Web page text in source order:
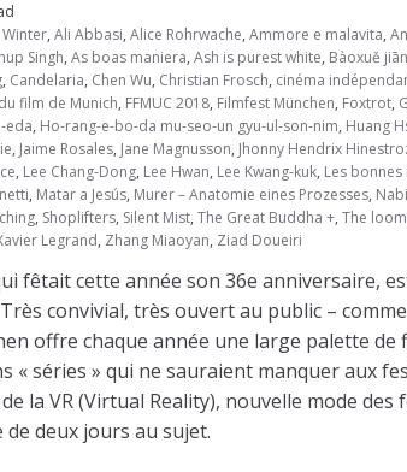
, Ali Abbasi, Alice Rohrwache, Ammore e malavita,
Singh, As boas maniera, Ash is purest white, Bàoxuě
, Candelaria, Chen Wu, Christian Frosch, cinéma
film de Munich, FFMUC 2018, Filmfest München, Foxtrot,
eda, Ho-rang-e-bo-da mu-seo-un gyu-ul-son-nim, Huang
, Jaime Rosales, Jane Magnusson, Jhonny Hendrix
, Lee Chang-Dong, Lee Hwan, Lee Kwang-kuk, Les
, Matar a Jesús, Murer – Anatomie eines Prozesses,
, Shoplifters, Silent Mist, The Great Buddha +, The
Legrand, Zhang Miaoyan, Ziad Doueiri
fêtait cette année son 36e anniversaire,
convivial, très ouvert au public –
offre chaque année une large palette
« séries » qui ne sauraient manquer aux
la VR (Virtual Reality), nouvelle mode des
de deux jours au sujet.